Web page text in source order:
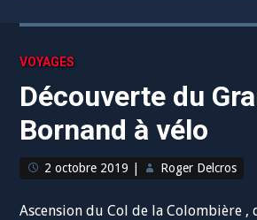
VOYAGES
Découverte du
Bornand à vélo
2 octobre 2019 Roger Delcros
Ascension du Col de la Colombière ,